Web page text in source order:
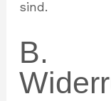
sind.
B.